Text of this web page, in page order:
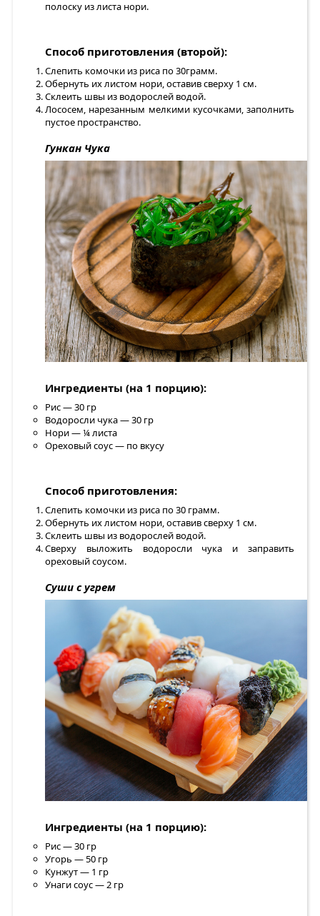
полоску из листа нори.
Способ приготовления (второй):
Слепить комочки из риса по 30грамм.
Обернуть их листом нори, оставив сверху 1 см.
Склеить швы из водорослей водой.
Лососем, нарезанным мелкими кусочками, заполнить
пустое пространство.
Гункан Чука
Ингредиенты (на 1 порцию):
Рис — 30 гр
Водоросли чука — 30 гр
Нори — ¼ листа
Ореховый соус — по вкусу
Способ приготовления:
Слепить комочки из риса по 30 грамм.
Обернуть их листом нори, оставив сверху 1 см.
Склеить швы из водорослей водой.
Сверху выложить водоросли чука и заправить
ореховый соусом.
Суши с угрем
Ингредиенты (на 1 порцию):
Рис — 30 гр
Угорь — 50 гр
Кунжут — 1 гр
Унаги соус — 2 гр